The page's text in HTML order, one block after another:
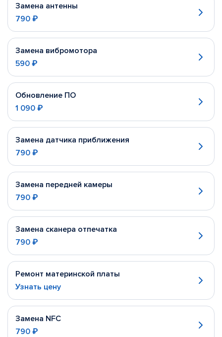
Замена антенны
790 ₽
Замена вибромотора
590 ₽
Обновление ПО
1 090 ₽
Замена датчика приближения
790 ₽
Замена передней камеры
790 ₽
Замена сканера отпечатка
790 ₽
Ремонт материнской платы
Узнать цену
Замена NFC
790 ₽